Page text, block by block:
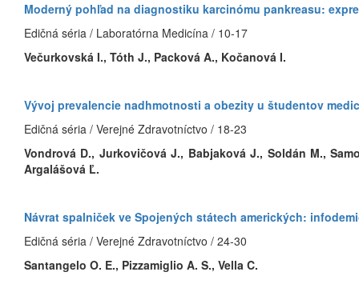
Moderný pohľad na diagnostiku karcinómu pankreasu:
Edičná séria / Laboratórna Medicína / 10-17
Večurkovská I., Tóth J., Packová A., Kočanová I.
Vývoj prevalencie nadhmotnosti a obezity u študentov
Edičná séria / Verejné Zdravotníctvo / 18-23
Vondrová D., Jurkovičová J., Babjaková J., Soldán M.,
Argalášová Ľ.
Návrat spalniček ve Spojených státech amerických:
Edičná séria / Verejné Zdravotníctvo / 24-30
Santangelo O. E., Pizzamiglio A. S., Vella C.